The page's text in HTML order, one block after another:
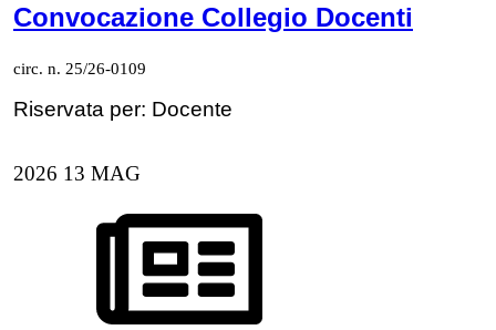
Convocazione Collegio Docenti
circ. n. 25/26-0109
Riservata per: Docente
2026 13 MAG